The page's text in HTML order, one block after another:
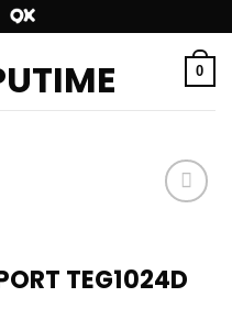
0
wishlist
TEG1024D